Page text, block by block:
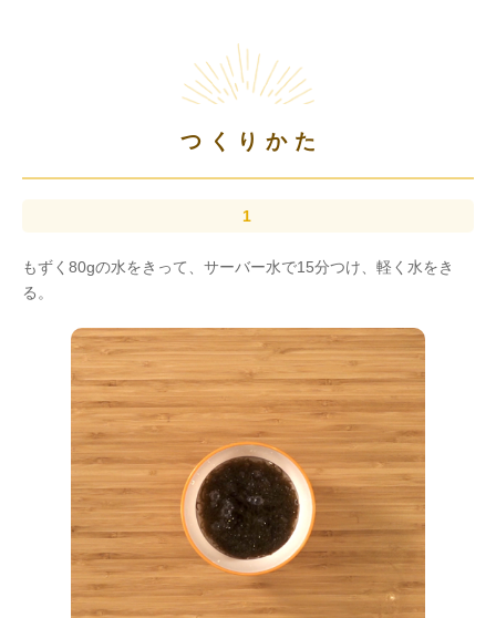
つくりかた
もずく80gの水をきって、サーバー水で15分つけ、軽く水をき
る。